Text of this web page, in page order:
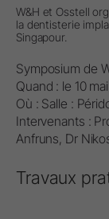
W&H et Osstell
la dentisterie
Singapour.
Symposium de
Quand : le 10
Où : Salle :
Intervenants :
Anfruns, Dr
Travaux